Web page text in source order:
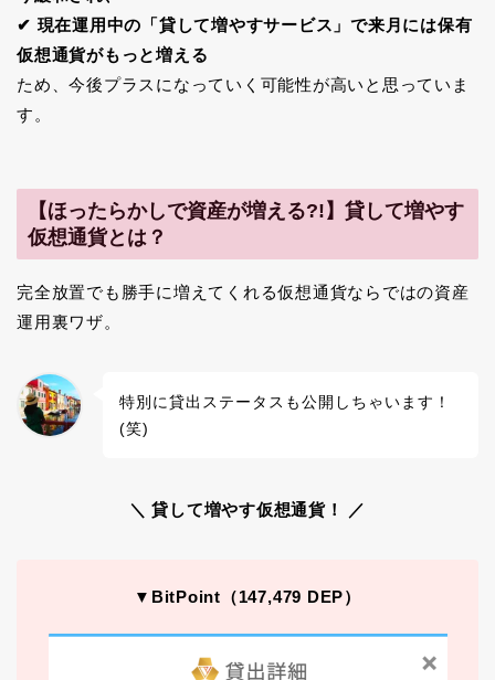
✔︎ 現在運用中の「貸して増やすサービス」で来月には保有
仮想通貨がもっと増える
ため、今後プラスになっていく可能性が高いと思っていま
す。
【ほったらかしで資産が増える?!】貸して増やす
仮想通貨とは？
完全放置でも勝手に増えてくれる仮想通貨ならではの資産
運用裏ワザ。
特別に貸出ステータスも公開しちゃいます！
(笑)
＼ 貸して増やす仮想通貨！ ／
▼BitPoint（147,479 DEP）